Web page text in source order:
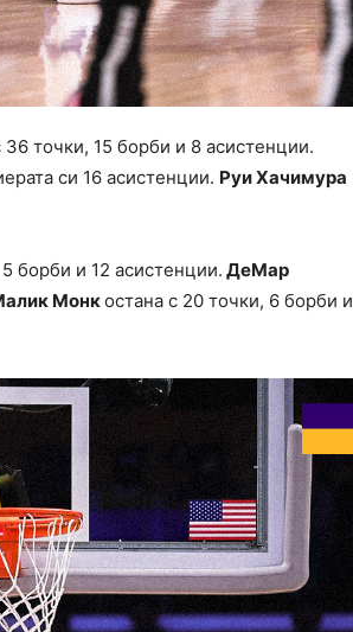
точки, 15 борби и 8 асистенции.
си 16 асистенции. Руи Хачимура
борби и 12 асистенции. ДеМар
Монкостана с 20 точки, 6 борби и